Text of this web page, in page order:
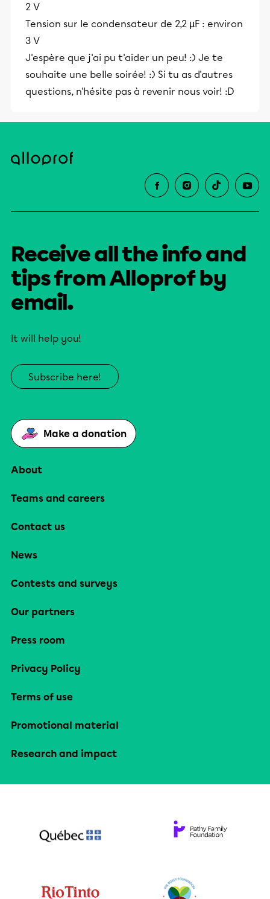
2 V
Tension sur le condensateur de 2,2 µF : environ
3 V
J'espère que j'ai pu t'aider un peu! :) Je te
souhaite une belle soirée! :) Si tu as d'autres
questions, n'hésite pas à revenir nous voir! :D
Receive all the info and
tips from Alloprof by
email.
It will help you!
Subscribe here!
Make a donation
About
Teams and careers
Contact us
News
Contests and surveys
Our partners
Press room
Privacy Policy
Terms of use
Promotional material
Research and impact